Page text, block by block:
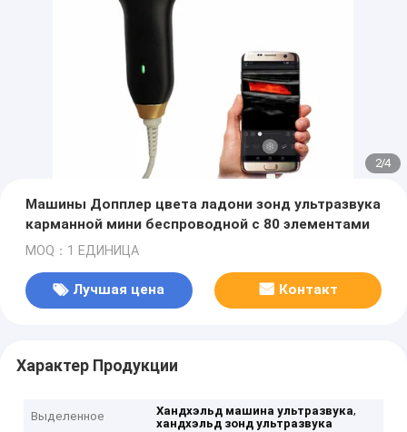
2/4
Машины Допплер цвета ладони зонд ультразвука
карманной мини беспроводной с 80 элементами
MOQ：1 ЕДИНИЦА
Лучшая цена Контакт
Характер Продукции
Выделенное Хандхэльд машина ультразвука,
хандхэльд зонд ультразвука